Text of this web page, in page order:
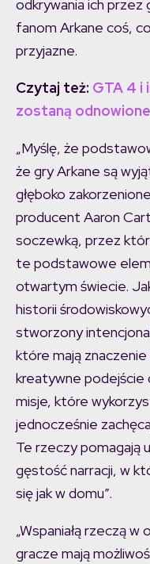
odkrywania ich przez
fanom Arkane coś,
przyjazne.
Czytaj też: GTA 4 i
zostaną
„Myślę, że
że gry Arkane są
głęboko
producent Aaron
soczewką, przez
te podstawowe
otwartym świecie.
historii
stworzony
które mają
kreatywne podejście
misje, które
jednocześnie
Te rzeczy pomagają
gęstość narracji, w
się jak w domu”.
„Wspaniałą rzeczą
gracze mają